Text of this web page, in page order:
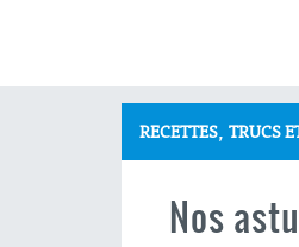
RECETTES, TRUCS
Nos